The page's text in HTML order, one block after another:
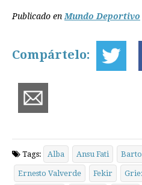
Publicado en Mundo Deportivo
Compártelo:
Tags: Alba Ansu Fati
Ernesto Valverde Fekir